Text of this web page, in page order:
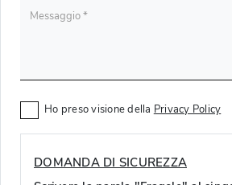
Ho preso visione della Privacy Policy
DOMANDA DI SICUREZZA